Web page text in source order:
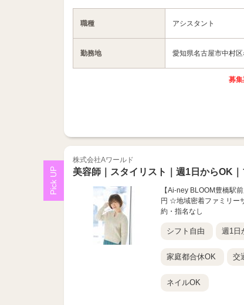
職種 アシスタント
勤務地 愛知県名古屋市中村
募
株式会社Aワールド
美容師｜スタイリスト｜週1日からOK
【Ai-ney BLOOM豊橋
円 ☆地域密着ファミリ
約・指名なし
シフト自由 週1日
家庭都合休OK 交
ネイルOK